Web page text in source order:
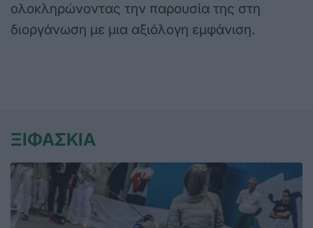
ολοκληρώνοντας την παρουσία της στη
διοργάνωση με μια αξιόλογη εμφάνιση.
ΞΙΦΑΣΚΙΑ